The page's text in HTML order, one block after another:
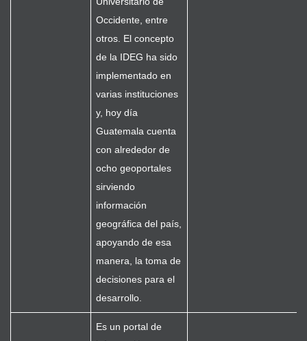
Occidente, entre
otros. El concepto
de la IDEG ha sido
implementado en
varias instituciones
y, hoy día
Guatemala cuenta
con alrededor de
ocho geoportales
sirviendo
información
geográfica del país,
apoyando de esa
manera, la toma de
decisiones para el
desarrollo.
Es un portal de